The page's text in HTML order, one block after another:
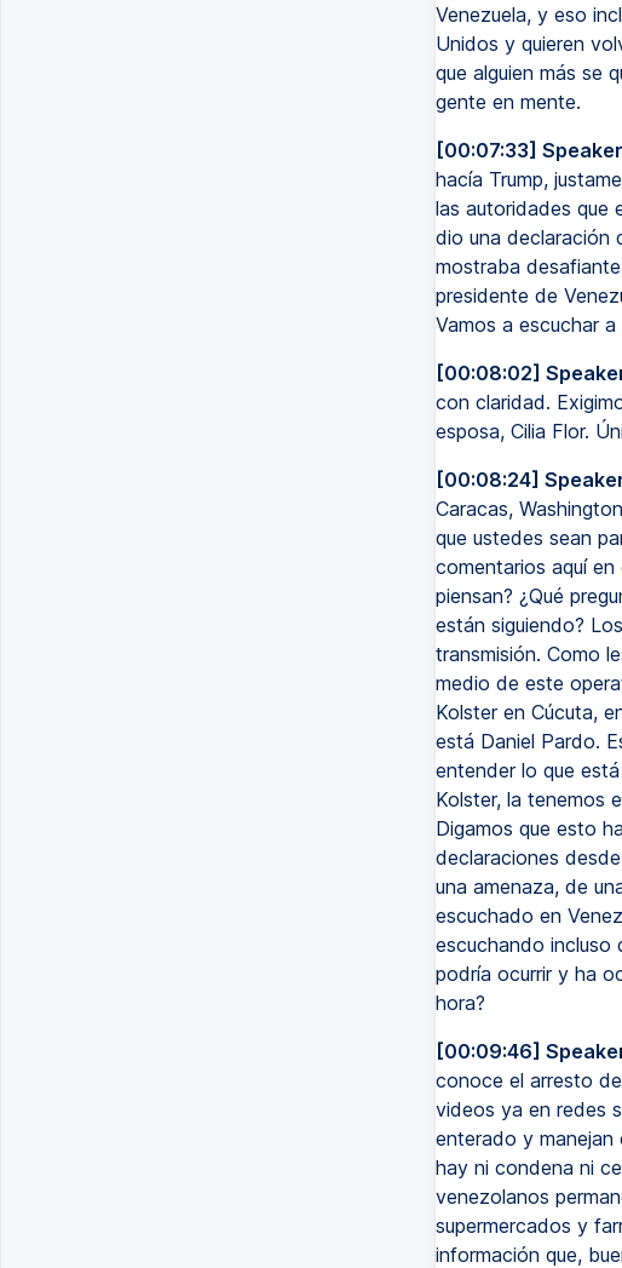
Venezuela, y eso
Unidos y quieren
que alguien más se
gente en mente.
[00:07:33]
hacía Trump,
las autoridades que
dio una declaración
mostraba
presidente de
Vamos a escuchar
[00:08:02]
con claridad.
esposa, Cilia Flor.
[00:08:24]
Caracas,
que ustedes sean
comentarios aquí
piensan? ¿Qué
están siguiendo?
transmisión. Como
medio de este
Kolster en Cúcuta,
está Daniel Pardo.
entender lo que
Kolster, la tenemos
Digamos que esto
declaraciones
una amenaza, de
escuchado en
escuchando incluso
podría ocurrir y ha
hora?
[00:09:46]
conoce el arresto
videos ya en redes
enterado y manejan
hay ni condena ni
venezolanos
supermercados y
información que,